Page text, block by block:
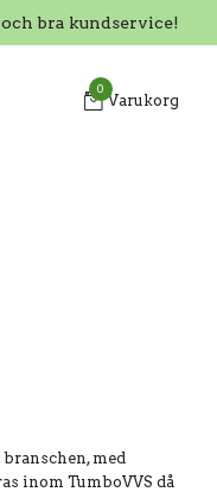
bra kundservice!
0
Varukorg
med
inom TumboVVS då